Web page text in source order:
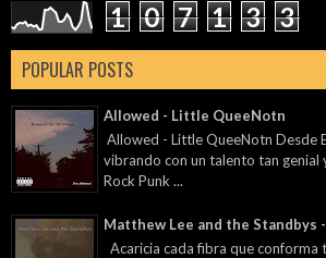
1 0 7 1 3 3
POPULAR POSTS
Allowed - Little QueeNotn
Allowed - Little QueeNotn Desde
vibrando con un talento tan genial
Rock Punk ...
Matthew Lee and the Standbys
Acaricia cada fibra que conforma